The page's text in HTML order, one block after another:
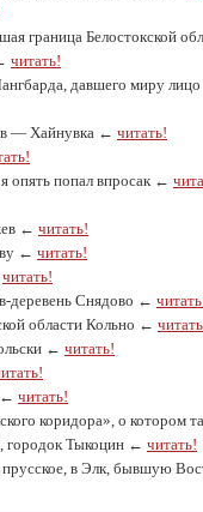
граница Белостокской
читать!
давшего миру
— Хайнувка ← читать!
опять попал впросак ←
← читать!
← читать!
читать!
деревень Снядово ←
области Кольно ←
← читать!
← читать!
коридора», о котором
городок Тыкоцин ← читать!
прусское, в Элк, бывшую